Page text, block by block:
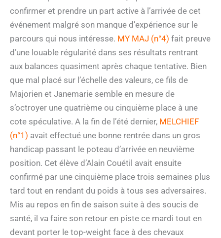
confirmer et prendre un part active à l’arrivée de cet
événement malgré son manque d’expérience sur le
parcours qui nous intéresse. MY MAJ (n°4) fait preuve
d’une louable régularité dans ses résultats rentrant
aux balances quasiment après chaque tentative. Bien
que mal placé sur l’échelle des valeurs, ce fils de
Majorien et Janemarie semble en mesure de
s’octroyer une quatrième ou cinquième place à une
cote spéculative. A la fin de l’été dernier, MELCHIEF
(n°1) avait effectué une bonne rentrée dans un gros
handicap passant le poteau d’arrivée en neuvième
position. Cet élève d’Alain Couétil avait ensuite
confirmé par une cinquième place trois semaines plus
tard tout en rendant du poids à tous ses adversaires.
Mis au repos en fin de saison suite à des soucis de
santé, il va faire son retour en piste ce mardi tout en
devant porter le top-weight face à des chevaux